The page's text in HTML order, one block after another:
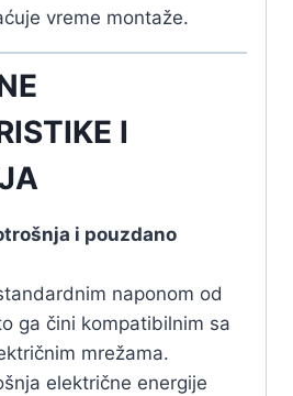
vreme montaže.
I
i pouzdano
naponom od
ga čini kompatibilnim sa
mrežama.
električne energije